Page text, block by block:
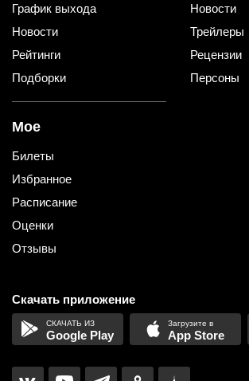
График выхода
Новости
Рейтинги
Подборки
Новости
Трейлеры
Рецензии
Персоны
Мое
Билеты
Избранное
Расписание
Оценки
Отзывы
Скачать приложение
Google Play App Store